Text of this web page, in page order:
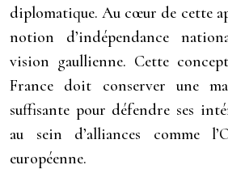
diplomatique. Au cœur de cette
notion d’indépendance
vision gaullienne. Cette
France doit conserver une
suffisante pour défendre ses
au sein d’alliances comme
européenne.